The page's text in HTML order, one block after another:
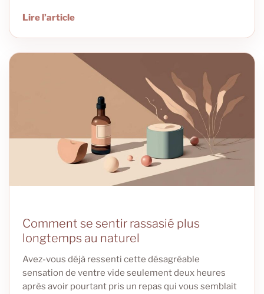
Lire l’article
Comment se sentir rassasié plus
longtemps au naturel
Avez-vous déjà ressenti cette désagréable
sensation de ventre vide seulement deux heures
après avoir pourtant pris un repas qui vous semblait